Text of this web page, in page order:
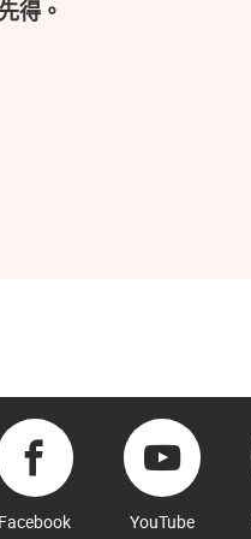
得。
Facebook YouTube